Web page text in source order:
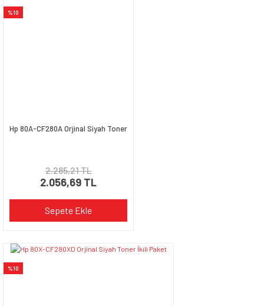
%10
Hp 80A-CF280A Orjinal Siyah Toner
2.285,21 TL
2.056,69 TL
Sepete Ekle
%10